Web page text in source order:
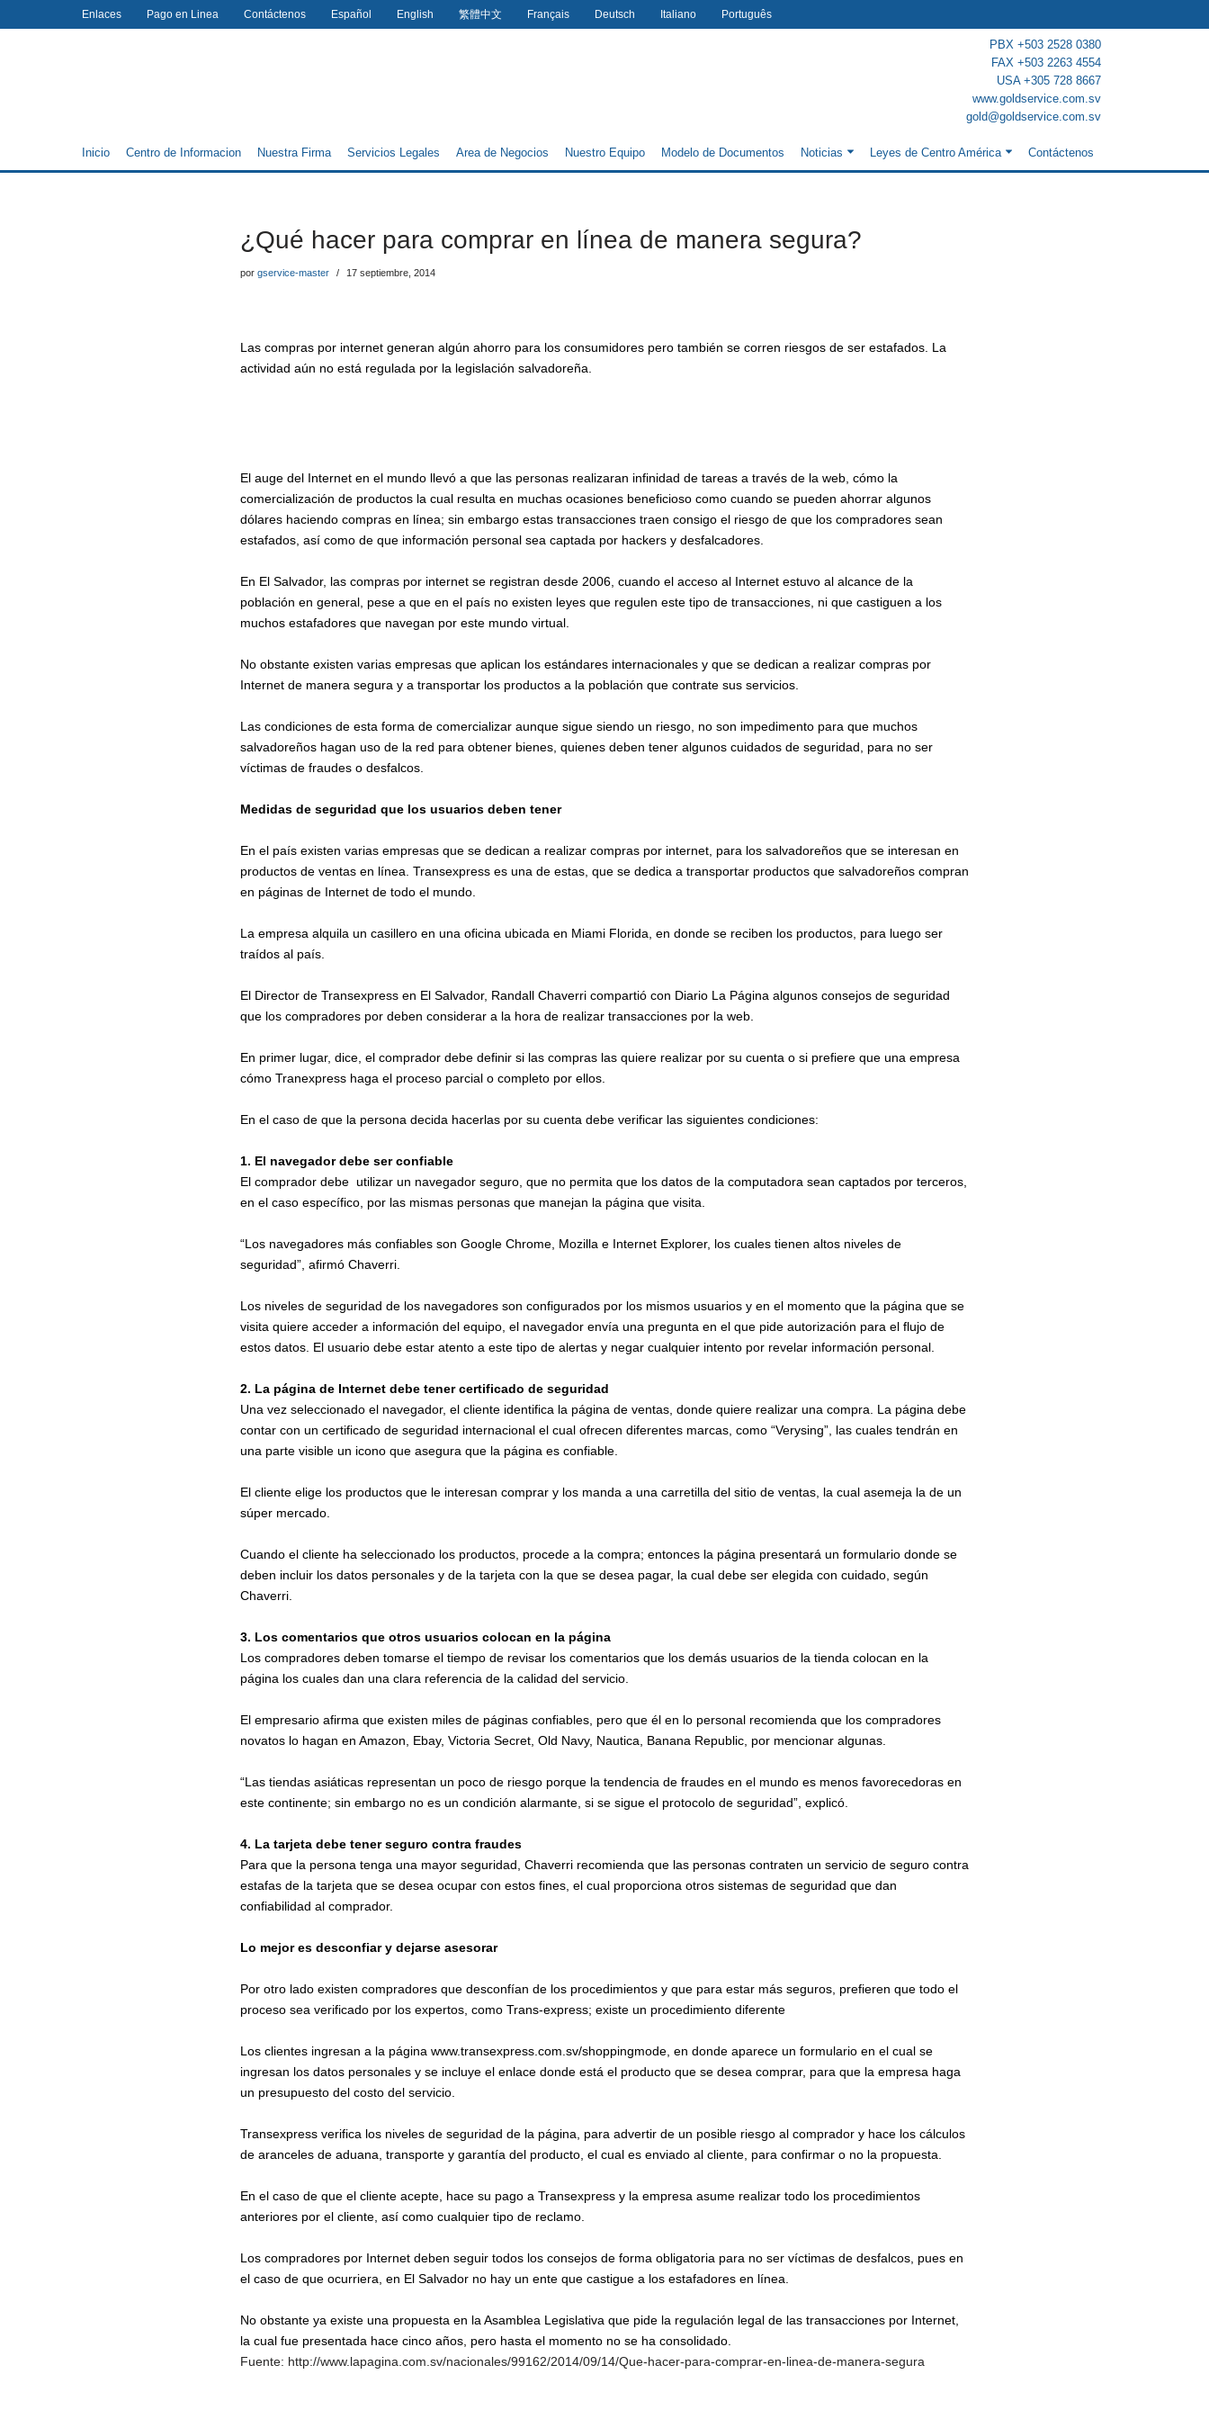
Enlaces Pago en Linea Contáctenos Español English 繁體中文 Français Deutsch Italiano Português
PBX +503 2528 0380
FAX +503 2263 4554
USA +305 728 8667
www.goldservice.com.sv
gold@goldservice.com.sv
Inicio Centro de Informacion Nuestra Firma Servicios Legales Area de Negocios Nuestro Equipo Modelo de Documentos Noticias Leyes de Centro América Contáctenos
¿Qué hacer para comprar en línea de manera segura?
por gservice-master 17 septiembre, 2014
Las compras por internet generan algún ahorro para los consumidores pero también se corren riesgos de ser estafados. La
actividad aún no está regulada por la legislación salvadoreña.
El auge del Internet en el mundo llevó a que las personas realizaran infinidad de tareas a través de la web, cómo la
comercialización de productos la cual resulta en muchas ocasiones beneficioso como cuando se pueden ahorrar algunos
dólares haciendo compras en línea; sin embargo estas transacciones traen consigo el riesgo de que los compradores sean
estafados, así como de que información personal sea captada por hackers y desfalcadores.
En El Salvador, las compras por internet se registran desde 2006, cuando el acceso al Internet estuvo al alcance de la
población en general, pese a que en el país no existen leyes que regulen este tipo de transacciones, ni que castiguen a los
muchos estafadores que navegan por este mundo virtual.
No obstante existen varias empresas que aplican los estándares internacionales y que se dedican a realizar compras por
Internet de manera segura y a transportar los productos a la población que contrate sus servicios.
Las condiciones de esta forma de comercializar aunque sigue siendo un riesgo, no son impedimento para que muchos
salvadoreños hagan uso de la red para obtener bienes, quienes deben tener algunos cuidados de seguridad, para no ser
víctimas de fraudes o desfalcos.
Medidas de seguridad que los usuarios deben tener
En el país existen varias empresas que se dedican a realizar compras por internet, para los salvadoreños que se interesan en
productos de ventas en línea. Transexpress es una de estas, que se dedica a transportar productos que salvadoreños compran
en páginas de Internet de todo el mundo.
La empresa alquila un casillero en una oficina ubicada en Miami Florida, en donde se reciben los productos, para luego ser
traídos al país.
El Director de Transexpress en El Salvador, Randall Chaverri compartió con Diario La Página algunos consejos de seguridad
que los compradores por deben considerar a la hora de realizar transacciones por la web.
En primer lugar, dice, el comprador debe definir si las compras las quiere realizar por su cuenta o si prefiere que una empresa
cómo Tranexpress haga el proceso parcial o completo por ellos.
En el caso de que la persona decida hacerlas por su cuenta debe verificar las siguientes condiciones:
1. El navegador debe ser confiable
El comprador debe utilizar un navegador seguro, que no permita que los datos de la computadora sean captados por terceros,
en el caso específico, por las mismas personas que manejan la página que visita.
“Los navegadores más confiables son Google Chrome, Mozilla e Internet Explorer, los cuales tienen altos niveles de
seguridad”, afirmó Chaverri.
Los niveles de seguridad de los navegadores son configurados por los mismos usuarios y en el momento que la página que se
visita quiere acceder a información del equipo, el navegador envía una pregunta en el que pide autorización para el flujo de
estos datos. El usuario debe estar atento a este tipo de alertas y negar cualquier intento por revelar información personal.
2. La página de Internet debe tener certificado de seguridad
Una vez seleccionado el navegador, el cliente identifica la página de ventas, donde quiere realizar una compra. La página debe
contar con un certificado de seguridad internacional el cual ofrecen diferentes marcas, como “Verysing”, las cuales tendrán en
una parte visible un icono que asegura que la página es confiable.
El cliente elige los productos que le interesan comprar y los manda a una carretilla del sitio de ventas, la cual asemeja la de un
súper mercado.
Cuando el cliente ha seleccionado los productos, procede a la compra; entonces la página presentará un formulario donde se
deben incluir los datos personales y de la tarjeta con la que se desea pagar, la cual debe ser elegida con cuidado, según
Chaverri.
3. Los comentarios que otros usuarios colocan en la página
Los compradores deben tomarse el tiempo de revisar los comentarios que los demás usuarios de la tienda colocan en la
página los cuales dan una clara referencia de la calidad del servicio.
El empresario afirma que existen miles de páginas confiables, pero que él en lo personal recomienda que los compradores
novatos lo hagan en Amazon, Ebay, Victoria Secret, Old Navy, Nautica, Banana Republic, por mencionar algunas.
“Las tiendas asiáticas representan un poco de riesgo porque la tendencia de fraudes en el mundo es menos favorecedoras en
este continente; sin embargo no es un condición alarmante, si se sigue el protocolo de seguridad”, explicó.
4. La tarjeta debe tener seguro contra fraudes
Para que la persona tenga una mayor seguridad, Chaverri recomienda que las personas contraten un servicio de seguro contra
estafas de la tarjeta que se desea ocupar con estos fines, el cual proporciona otros sistemas de seguridad que dan
confiabilidad al comprador.
Lo mejor es desconfiar y dejarse asesorar
Por otro lado existen compradores que desconfían de los procedimientos y que para estar más seguros, prefieren que todo el
proceso sea verificado por los expertos, como Trans-express; existe un procedimiento diferente
Los clientes ingresan a la página www.transexpress.com.sv/shoppingmode, en donde aparece un formulario en el cual se
ingresan los datos personales y se incluye el enlace donde está el producto que se desea comprar, para que la empresa haga
un presupuesto del costo del servicio.
Transexpress verifica los niveles de seguridad de la página, para advertir de un posible riesgo al comprador y hace los cálculos
de aranceles de aduana, transporte y garantía del producto, el cual es enviado al cliente, para confirmar o no la propuesta.
En el caso de que el cliente acepte, hace su pago a Transexpress y la empresa asume realizar todo los procedimientos
anteriores por el cliente, así como cualquier tipo de reclamo.
Los compradores por Internet deben seguir todos los consejos de forma obligatoria para no ser víctimas de desfalcos, pues en
el caso de que ocurriera, en El Salvador no hay un ente que castigue a los estafadores en línea.
No obstante ya existe una propuesta en la Asamblea Legislativa que pide la regulación legal de las transacciones por Internet,
la cual fue presentada hace cinco años, pero hasta el momento no se ha consolidado.
Fuente: http://www.lapagina.com.sv/nacionales/99162/2014/09/14/Que-hacer-para-comprar-en-linea-de-manera-segura